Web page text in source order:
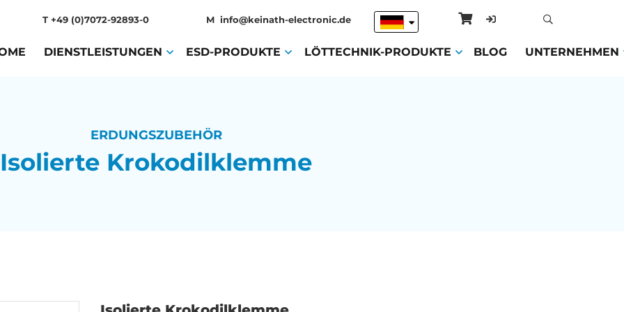
T +49 (0)7072-92893-0 M info@keinath-electronic.de
(CURRENT)
DIENSTLEISTUNGEN (CURRENT)
ESD-PRODUKTE (CURRENT)
LÖTTECHNIK-PRODUKTE (CURRENT)
BLOG(CURRENT)
UNTERNEHMEN
ERDUNGSZUBEHÖR
Isolierte Krokodilklemme